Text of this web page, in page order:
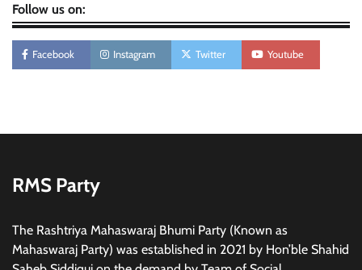
Follow us on:
Facebook Instagram Twitter Youtube
RMS Party
The Rashtriya Mahaswaraj Bhumi Party (Known as
Mahaswaraj Party) was established in 2021 by Hon’ble Shahid